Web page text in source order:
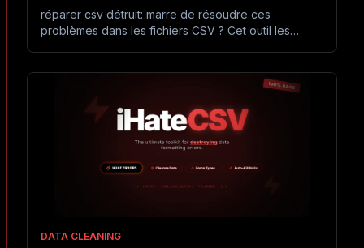
réparer csv détruit: marre de résoudre ces
problèmes dans les fichiers CSV ? Cet outil les
DATA CLEANING